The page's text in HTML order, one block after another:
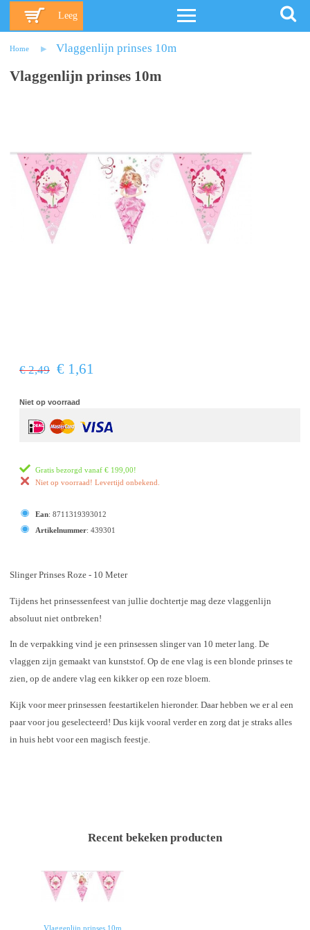
Leeg
Home Vlaggenlijn prinses 10m
Vlaggenlijn prinses 10m
€ 2,49 € 1,61
Niet op voorraad
Gratis bezorgd vanaf € 199,00!
Niet op voorraad! Levertijd onbekend.
Ean: 8711319393012
Artikelnummer: 439301
Slinger Prinses Roze - 10 Meter
Tijdens het prinsessenfeest van jullie dochtertje mag deze vlaggenlijn
absoluut niet ontbreken!
In de verpakking vind je een prinsessen slinger van 10 meter lang. De
vlaggen zijn gemaakt van kunststof. Op de ene vlag is een blonde prinses te
zien, op de andere vlag een kikker op een roze bloem.
Kijk voor meer prinsessen feestartikelen hieronder. Daar hebben we er al een
paar voor jou geselecteerd! Dus kijk vooral verder en zorg dat je straks alles
in huis hebt voor een magisch feestje.
Recent bekeken producten
Vlaggenlijn prinses 10m